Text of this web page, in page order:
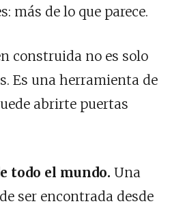
más de lo que parece.
construida no es solo
Es una herramienta de
abrirte puertas
todo el mundo. Una
ser encontrada desde